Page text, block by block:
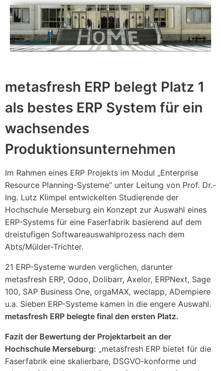
metasfresh ERP belegt Platz 1
als bestes ERP System für ein
wachsendes
Produktionsunternehmen
Im Rahmen eines ERP Projekts im Modul „Enterprise
Resource Planning-Systeme“ unter Leitung von Prof. Dr.-
Ing. Lutz Klimpel entwickelten Studierende der
Hochschule Merseburg ein Konzept zur Auswahl eines
ERP-Systems für eine Faserfabrik basierend auf dem
dreistufigen Softwareauswahlprozess nach dem
Abts/Mülder-Trichter.
21 ERP-Systeme wurden verglichen, darunter
metasfresh ERP, Odoo, Dolibarr, Axelor, ERPNext, Sage
100, SAP Business One, orgaMAX, weclapp, ADempiere
u.a. Sieben ERP-Systeme kamen in die engere Auswahl.
metasfresh ERP belegte final den ersten Platz.
Fazit der Bewertung der Projektarbeit an der
Hochschule Merseburg: „metasfresh ERP bietet für die
Faserfabrik eine skalierbare, DSGVO-konforme und